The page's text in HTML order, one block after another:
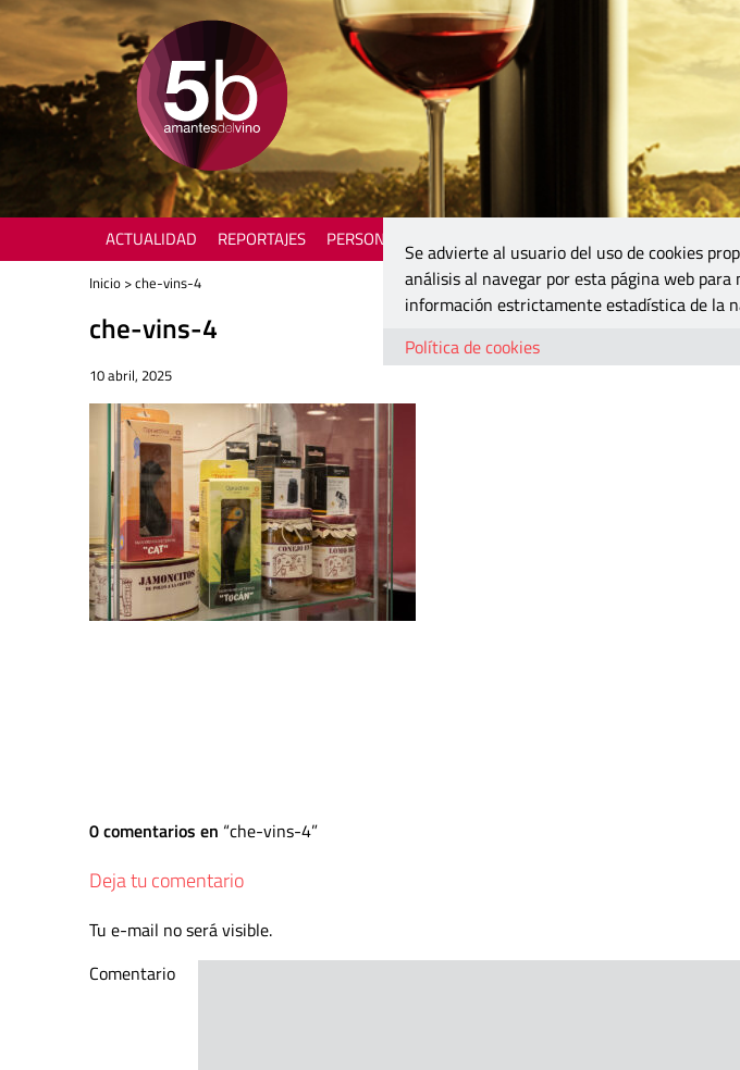
ACTUALIDAD REPORTAJES PERSONAJES
Inicio > che-vins-4
che-vins-4
10 abril, 2025
0 comentarios en che-vins-4
Deja tu comentario
Tu e-mail no será visible.
Comentario
Se advierte al usuario del uso de cookies
análisis al navegar por esta página web
información estrictamente estadística de la
Política de cookies